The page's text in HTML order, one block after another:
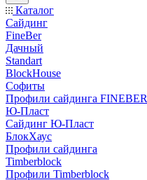
Каталог
Сайдинг
FineBer
Дачный
Standart
BlockHouse
Софиты
Профили сайдинга FINEBER
Ю-Пласт
Сайдинг Ю-Пласт
БлокХаус
Профили сайдинга
Timberblock
Профили Timberblock